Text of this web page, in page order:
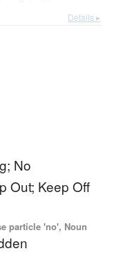
Details ▸
No
Out; Keep Off
particle 'no', Noun